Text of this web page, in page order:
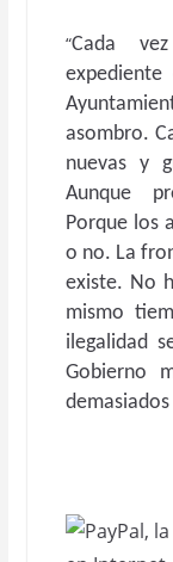
“Cada
asombro.
nuevas y
Aunque
Porque los
o no. La
existe. No
mismo
ilegalidad
Gobierno
demasiados